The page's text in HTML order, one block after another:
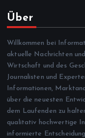
Über
Willkommen bei
aktuelle Nachrichten
Wirtschaft und des
Journalisten und
Informationen,
über die neuesten
dem Laufenden zu
qualitativ hochwertige
informierte